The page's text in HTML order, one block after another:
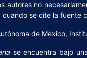
autores no
se cite la
de México,
se encuentra bajo